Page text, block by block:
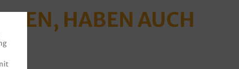
HABEN AUCH